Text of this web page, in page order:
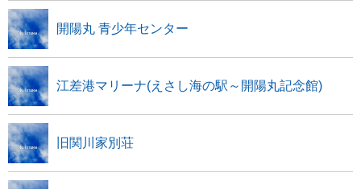
開陽丸 青少年センター
江差港マリーナ(えさし海の駅～開陽丸記念館)
旧関川家別荘